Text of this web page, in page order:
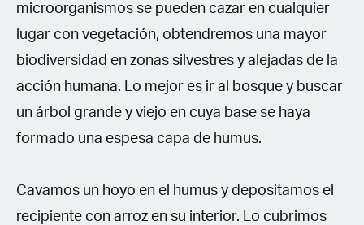
microorganismos se pueden cazar en cualquier
lugar con vegetación, obtendremos una mayor
biodiversidad en zonas silvestres y alejadas de la
acción humana. Lo mejor es ir al bosque y buscar
un árbol grande y viejo en cuya base se haya
formado una espesa capa de humus.
Cavamos un hoyo en el humus y depositamos el
recipiente con arroz en su interior. Lo cubrimos